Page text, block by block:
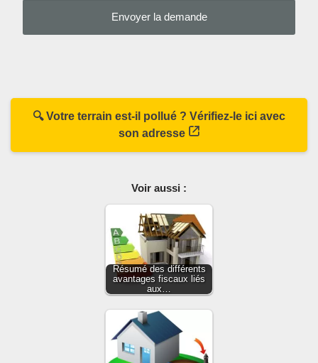
🔍 Votre terrain est-il pollué ? Vérifiez-le ici avec
son adresse
Voir aussi :
Résumé des différents
avantages fiscaux liés
aux…